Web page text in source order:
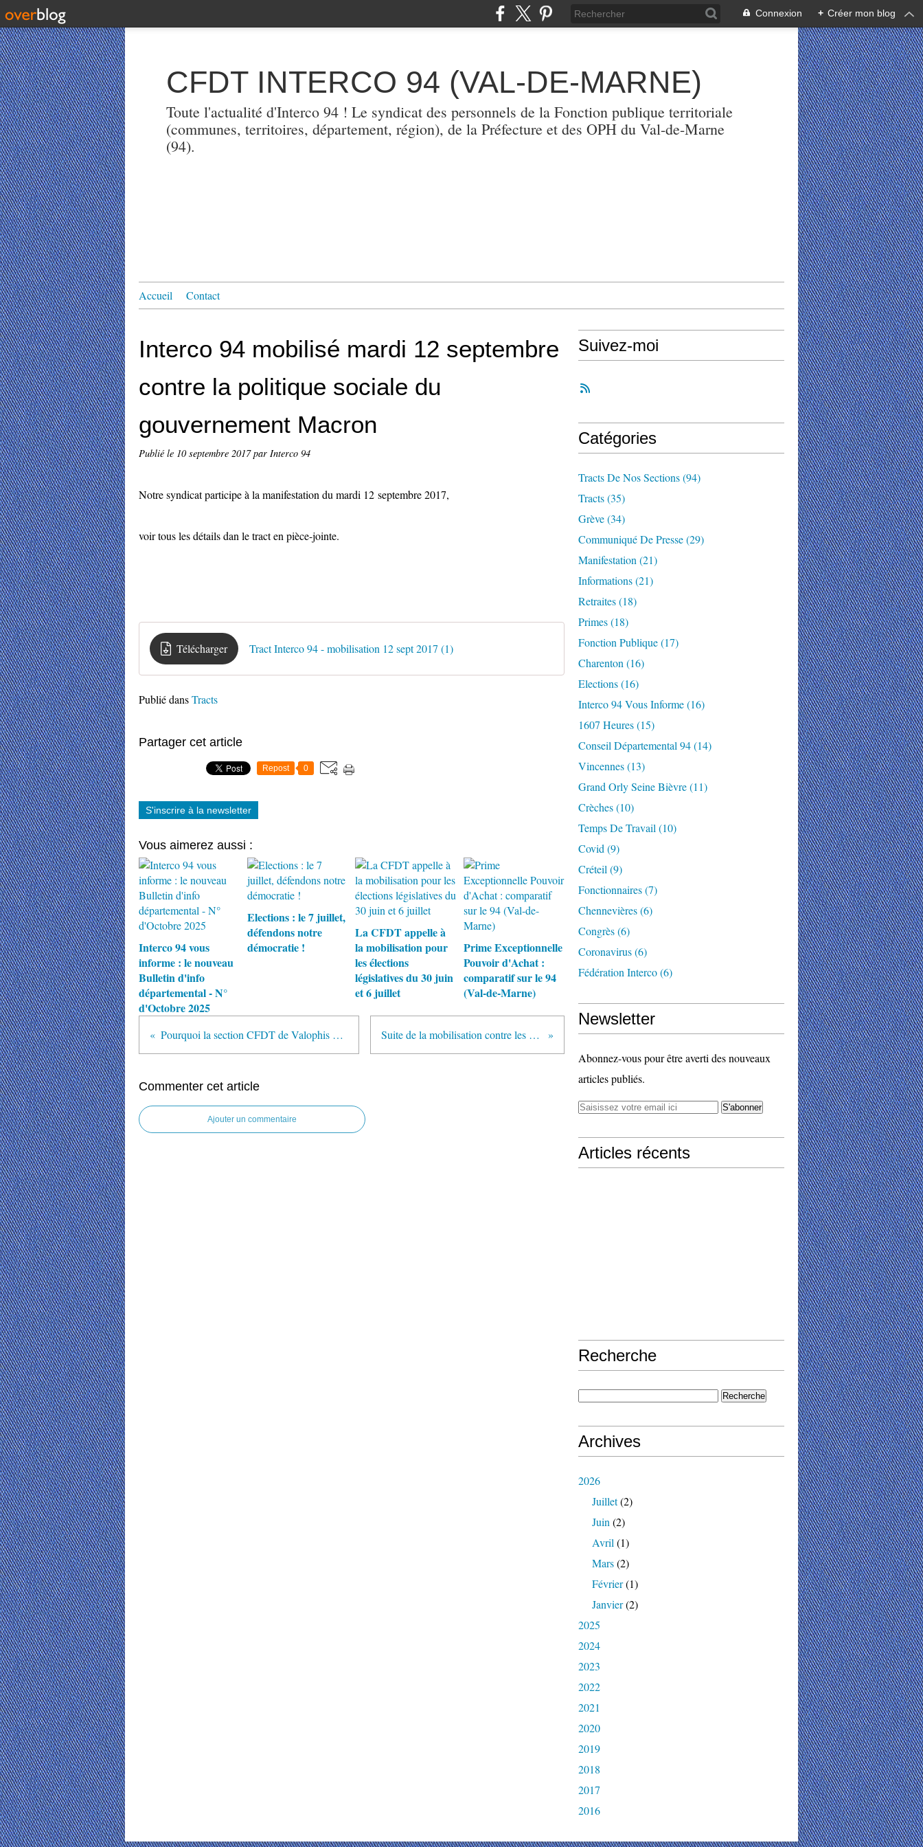
Connexion + Créer mon blog
CFDT INTERCO 94 (VAL-DE-MARNE)
Toute l'actualité d'Interco 94 ! Le syndicat des personnels de la Fonction publique territoriale
(communes, territoires, département, région), de la Préfecture et des OPH du Val-de-Marne
(94).
Accueil Contact
Interco 94 mobilisé mardi 12 septembre
contre la politique sociale du
gouvernement Macron
Publié le 10 septembre 2017par Interco 94
Notre syndicat participe à la manifestation du mardi 12 septembre 2017,
voir tous les détails dan le tract en pièce-jointe.
Télécharger Tract Interco 94 - mobilisation 12 sept 2017 (1)
Publié dansTracts
Partager cet article
Repost 0
S'inscrire à la newsletter
Vous aimerez aussi :
Interco 94 vous
informe : le nouveau
Bulletin d'info
départemental - N°
d'Octobre 2025
Elections : le 7 juillet,
défendons notre
démocratie !
La CFDT appelle à
la mobilisation pour
les élections
législatives du 30 juin
et 6 juillet
Prime Exceptionnelle
Pouvoir d'Achat :
comparatif sur le 94
(Val-de-Marne)
Pourquoi la section CFDT de Valophis n'a pas signé les NAO 2017 : Suite de la mobilisation contre les ordonnances sur le travail
Commenter cet article
Ajouter un commentaire
Suivez-moi
Catégories
Tracts De Nos Sections(94)
Tracts(35)
Grève(34)
Communiqué De Presse(29)
Manifestation (21)
Informations(21)
Retraites(18)
Primes(18)
Fonction Publique(17)
Charenton (16)
Elections(16)
Interco 94 Vous Informe(16)
1607 Heures(15)
Conseil Départemental 94(14)
Vincennes(13)
Grand Orly Seine Bièvre(11)
Crèches(10)
Temps De Travail (10)
Covid (9)
Créteil (9)
Fonctionnaires(7)
Chennevières(6)
Congrès(6)
Coronavirus(6)
Fédération Interco(6)
Newsletter
Abonnez-vous pour être averti des nouveaux
articles publiés.
Articles récents
Recherche
Archives
2026
Juillet(2)
Juin (2)
Avril (1)
Mars(2)
Février(1)
Janvier(2)
2025
2024
2023
2022
2021
2020
2019
2018
2017
2016